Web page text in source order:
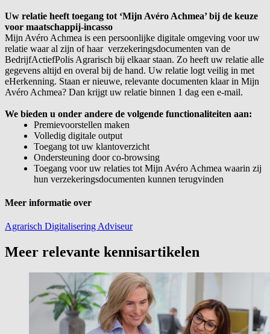
Uw relatie heeft toegang tot ‘Mijn Avéro Achmea’bij de keuze
voor maatschappij-incasso
Mijn Avéro Achmea is een persoonlijke digitale omgeving voor uw
relatie waar al zijn ofhaar verzekeringsdocumenten van de
BedrijfActiefPolis Agrarisch bij elkaar staan. Zo heeft uw relatie alle
gegevens altijd en overal bij de hand. Uw relatie logt veilig in met
eHerkenning. Staan er nieuwe, relevante documenten klaar in Mijn
Avéro Achmea? Dan krijgt uw relatie binnen 1 dag een e-mail.
We bieden u onder andere de volgende functionaliteiten aan:
Premievoorstellen maken
Volledig digitale output
Toegang tot uw klantoverzicht
Ondersteuning door co-browsing
Toegang voor uw relaties tot Mijn Avéro Achmea waarin zij
hun verzekeringsdocumenten kunnen terugvinden
Meer informatie over
Agrarisch DigitaliseringAdviseur
Meer relevante kennisartikelen